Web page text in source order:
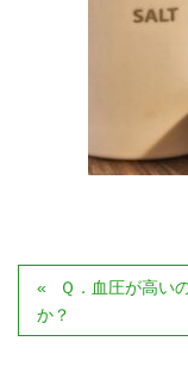
Ｑ．血圧が高い
か？